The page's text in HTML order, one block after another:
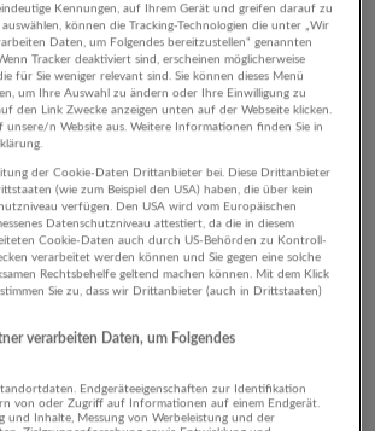
& Food Safety Manager (m/f/d)
NovaTaste Austria GmbH
Parma, Italien
Payable Specialist (m/f/d)
NovaTaste Austria GmbH
Parma, Italien
neue Jobs per E-Mail erhalten?
Kennungen, auf Ihrem Gerät und greifen darauf zu
können die Tracking-Technologien die unter „Wir
Daten, um Folgendes bereitzustellen“ genannten
Tracker deaktiviert sind, erscheinen möglicherweise
für Sie weniger relevant sind. Sie können dieses Menü
um Ihre Auswahl zu ändern oder Ihre Einwilligung zu
den Link Zwecke anzeigen unten auf der Webseite klicken.
unsere/n Website aus. Weitere Informationen finden Sie in
der Cookie-Daten Drittanbieter bei. Diese Drittanbieter
(wie zum Beispiel den USA) haben, die über kein
verfügen. Den USA wird vom Europäischen
Datenschutzniveau attestiert, da die in diesem
Cookie-Daten auch durch US-Behörden zu Kontroll-
verarbeitet werden können und Sie gegen eine solche
Rechtsbehelfe geltend machen können. Mit dem Klick
stimmen Sie zu, dass wir Drittanbieter (auch in Drittstaaten)
verarbeiten Daten, um Folgendes
Endgeräteeigenschaften zur Identifikation
von oder Zugriff auf Informationen auf einem Endgerät.
und Inhalte, Messung von Werbeleistung und der